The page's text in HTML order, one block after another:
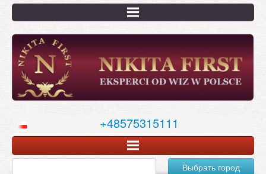
Перейти
основному
содержанию
+48575315111
Выбрать город